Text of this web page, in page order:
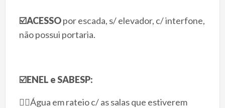
☑️ACESSOpor escada, s/ elevador, c/ interfone,
não possui portaria.
☑️ENEL e SABESP:
👉🏻Água em rateio c/ as salas que estiverem